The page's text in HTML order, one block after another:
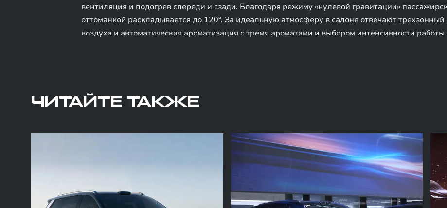
вентиляция и подогрев спереди и сзади. Благодаря режиму «нулевой гравитации»
оттоманкой раскладывается до 120°. За идеальную атмосферу в салоне отвечают
воздуха и автоматическая ароматизация с тремя ароматами и выбором интенсивности работы
ЧИТАЙТЕ ТАКЖЕ